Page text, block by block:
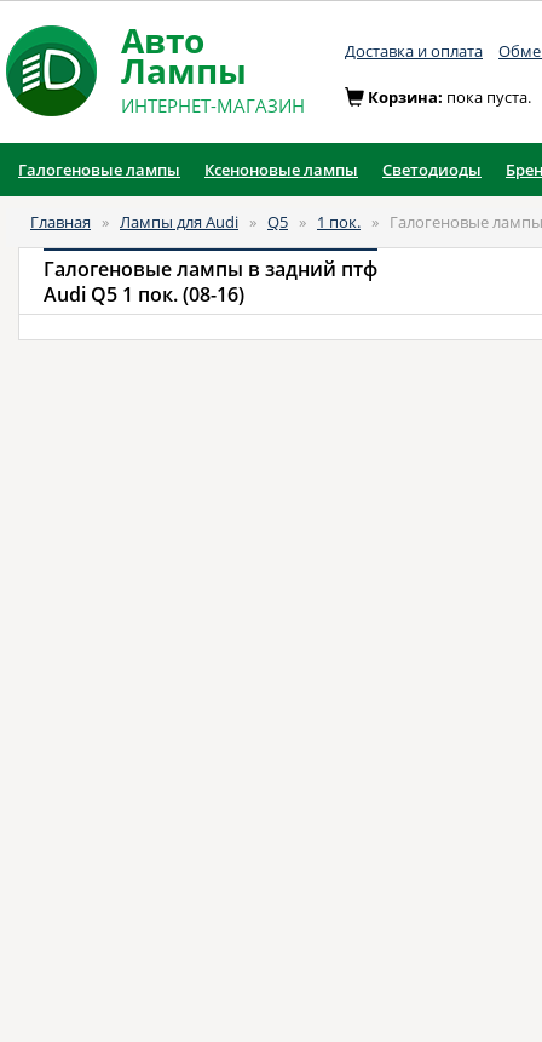
Авто
Лампы
ИНТЕРНЕТ-МАГАЗИН
Доставка и оплата
Корзина: пока пуста.
Галогеновые лампы Ксеноновые лампы Светодиоды
Главная » Лампы для Audi » Q5 » 1 пок. » Галогеновые
Галогеновые лампы в задний птф
Audi Q5 1 пок. (08-16)